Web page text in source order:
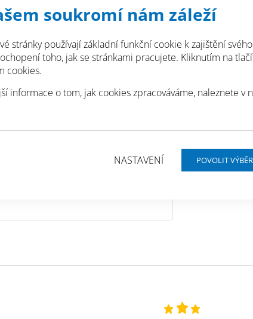
soukromí nám záleží
stránky používají základní funkční cookie k zajištění
toho, jak se stránkami pracujete. Kliknutím na
cookies.
informace o tom, jak cookies zpracováváme, naleznete v
NASTAVENÍ
tak i
osobních údajů.